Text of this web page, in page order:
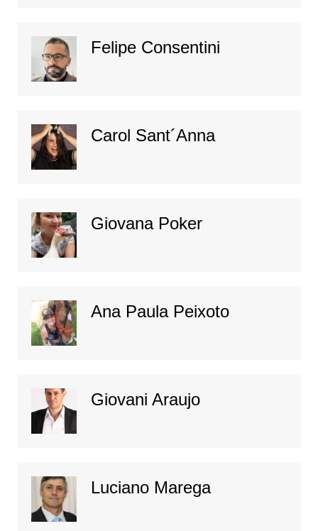
Felipe Consentini
Carol Sant´Anna
Giovana Poker
Ana Paula Peixoto
Giovani Araujo
Luciano Marega